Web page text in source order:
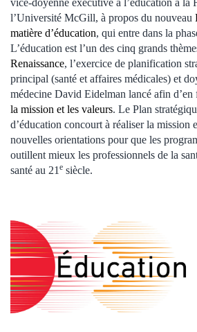
vice-doyenne exécutive à l’éducation à la
l’Université McGill, à propos du nouveau
matière d’éducation, qui entre dans la
L’éducation est l’un des cinq grands
Renaissance, l’exercice de planification
principal (santé et affaires médicales) et
médecine David Eidelman lancé afin d’en
la mission et les valeurs. Le Plan
d’éducation concourt à réaliser la mission
nouvelles orientations pour que les
outillent mieux les professionnels de la
santé au 21 e siècle.